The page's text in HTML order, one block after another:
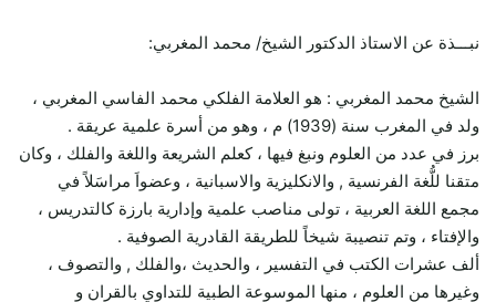
نبـــذة عن الاستاذ الدكتور الشيخ/ محمد المغربي:
الشيخ محمد المغربي : هو العلامة الفلكي محمد الفاسي المغربي ،
ولد في المغرب سنة (1939) م ، وهو من أسرة علمية عريقة .
برز في عدد من العلوم ونبغ فيها ، كعلم الشريعة واللغة والفلك ، وكان
متقنا للُّغة الفرنسية , والانكليزية والاسبانية ، وعضواَ مراسَلاً في
مجمع اللغة العربية ، تولى مناصب علمية وإدارية بارزة كالتدريس ،
والإفتاء ، وتم تنصيبة شيخاً للطريقة القادرية الصوفية .
ألف عشرات الكتب في التفسير ، والحديث ،والفلك , والتصوف ،
وغيرها من العلوم ، منها الموسوعة الطبية للتداوي بالقران و